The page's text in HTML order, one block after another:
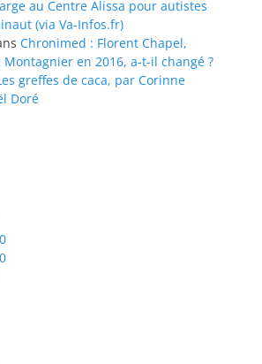
au Centre Alissa pour autistes
(via Va-Infos.fr)
Chronimed : Florent Chapel,
en 2016, a-t-il changé ?
greffes de caca, par Corinne
Doré